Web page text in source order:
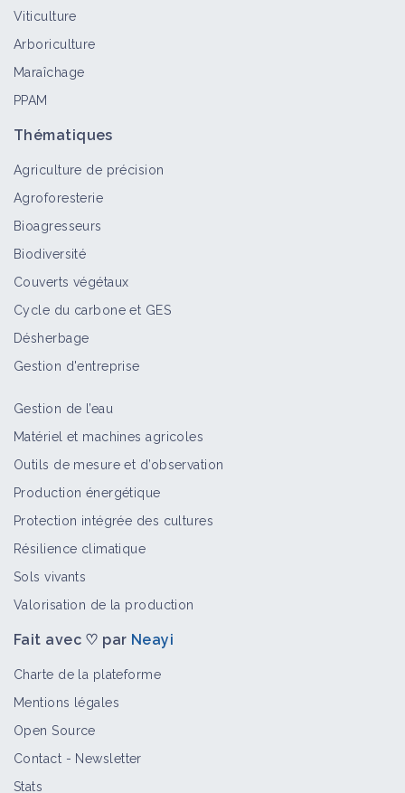
Viticulture
Arboriculture
Maraîchage
PPAM
Thématiques
Agriculture de précision
Agroforesterie
Bioagresseurs
Biodiversité
Couverts végétaux
Cycle du carbone et GES
Désherbage
Gestion d'entreprise
Gestion de l’eau
Matériel et machines agricoles
Outils de mesure et d’observation
Production énergétique
Protection intégrée des cultures
Résilience climatique
Sols vivants
Valorisation de la production
Fait avec ♡ par Neayi
Charte de la plateforme
Mentions légales
Open Source
Contact - Newsletter
Stats